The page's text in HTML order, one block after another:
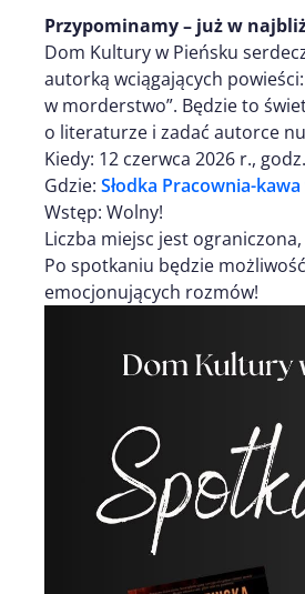
Przypominamy – już w
Dom Kultury w Pieńsku
autorką wciągających
w morderstwo”. Będzie to
o literaturze i zadać autorce
Kiedy: 12 czerwca 2026 r.,
Gdzie: Słodka Pracownia-
Wstęp: Wolny!
Liczba miejsc jest
Po spotkaniu będzie
emocjonujących rozmów!